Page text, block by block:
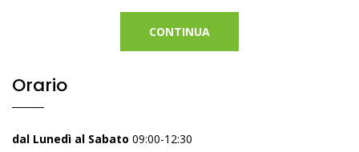
CONTINUA
Orario
dal Lunedì al Sabato 09:00-12:30